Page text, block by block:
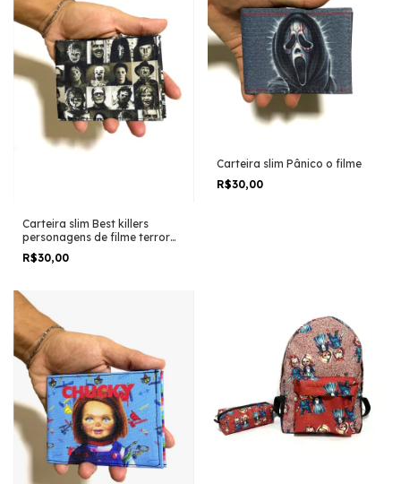
Carteira slim Best killers
personagens de filme terror
horror trash halloween
R$30,00
Carteira slim Pânico o filme
R$30,00